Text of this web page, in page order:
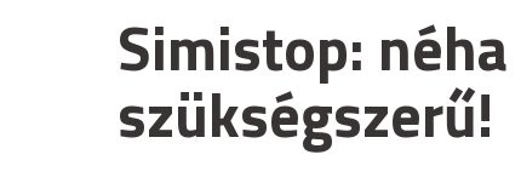
Simistop:
szükségszerű!